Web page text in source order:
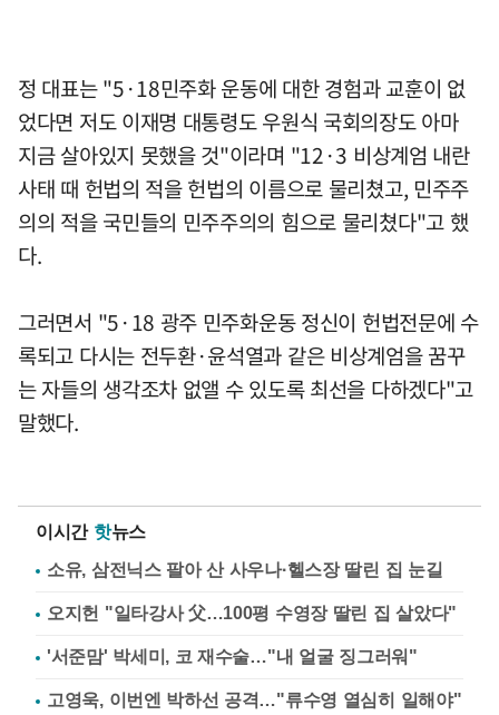
정 대표는 "5·18민주화 운동에 대한 경험과 교훈이 없
었다면 저도 이재명 대통령도 우원식 국회의장도 아마
지금 살아있지 못했을 것"이라며 "12·3 비상계엄 내란
사태 때 헌법의 적을 헌법의 이름으로 물리쳤고, 민주주
의의 적을 국민들의 민주주의의 힘으로 물리쳤다"고 했
다.
그러면서 "5·18 광주 민주화운동 정신이 헌법전문에 수
록되고 다시는 전두환·윤석열과 같은 비상계엄을 꿈꾸
는 자들의 생각조차 없앨 수 있도록 최선을 다하겠다"고
말했다.
이시간 핫뉴스
소유, 삼전닉스 팔아 산 사우나·헬스장 딸린 집 눈길
오지헌 "일타강사 父…100평 수영장 딸린 집 살았다"
'서준맘' 박세미, 코 재수술…"내 얼굴 징그러워"
고영욱, 이번엔 박하선 공격…"류수영 열심히 일해야"